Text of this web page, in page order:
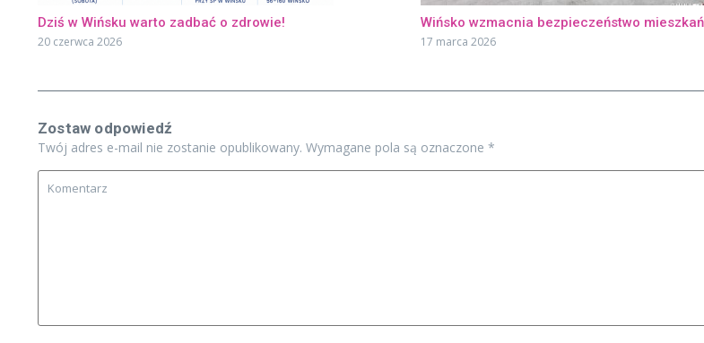
Dziś w Wińsku warto zadbać o zdrowie!
20 czerwca 2026
Wińsko wzmacnia bezpieczeństwo
17 marca 2026
Zostaw odpowiedź
Twój adres e-mail nie zostanie opublikowany. Wymagane pola są oznaczone *